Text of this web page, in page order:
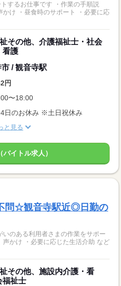
するお仕事です ・作業の手順説
かけ ・昼食時のサポート ・必要に応
その他、介護福祉士・社会
看護
/ 観音寺駅
円
〜18:00
日のお休み ※土日祝休み
と見る
バイトル求人）
問☆観音寺駅近◎日勤の
のある利用者さまの作業をサポー
声かけ ・必要に応じた生活介助 など
その他、施設内介護・看
福祉士